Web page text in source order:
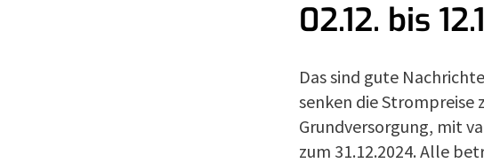
02.12. bis
Das sind gute
senken die Strompreise
Grundversorgung, mit
zum 31.12.2024. Alle